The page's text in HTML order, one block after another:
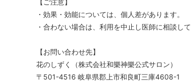
【ご注意】
・効果・効能については、個人差があります。
・合わない場合は、利用を中止し医師に相談して
【お問い合わせ先】
花のしずく（株式会社和樂神樂公式サロン）
〒501-4516 岐阜県郡上市和良町三庫4608-1